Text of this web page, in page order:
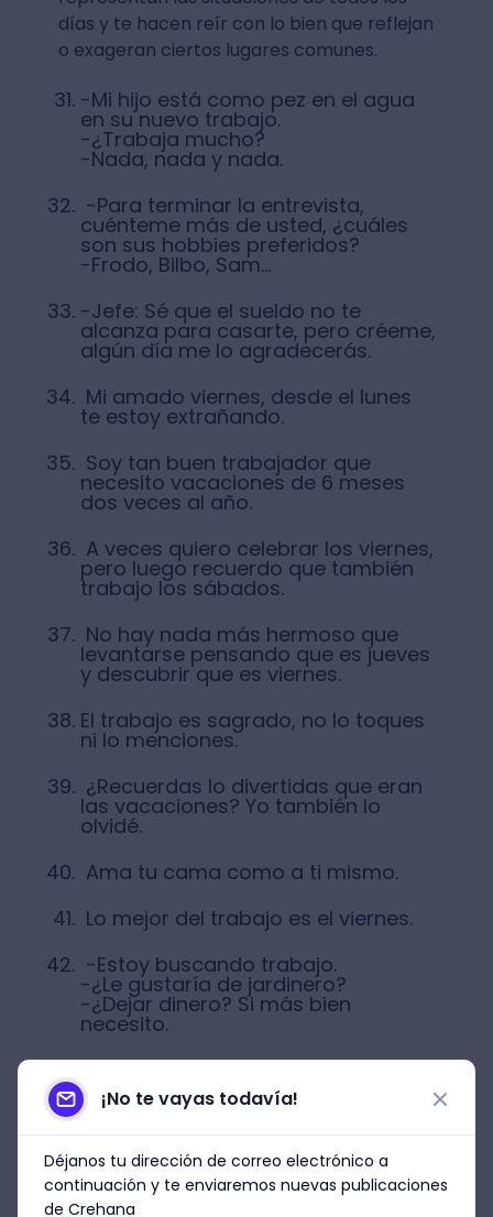
días y te hacen reír con lo bien que reflejan
o exageran ciertos lugares comunes.
-Mi hijo está como pez en el agua
en su nuevo trabajo.
-¿Trabaja mucho?
-Nada, nada y nada.
-Para terminar la entrevista,
cuénteme más de usted, ¿cuáles
son sus hobbies preferidos?
-Frodo, Bilbo, Sam…
-Jefe: Sé que el sueldo no te
alcanza para casarte, pero créeme,
algún día me lo agradecerás.
Mi amado viernes, desde el lunes
te estoy extrañando.
Soy tan buen trabajador que
necesito vacaciones de 6 meses
dos veces al año.
A veces quiero celebrar los viernes,
pero luego recuerdo que también
trabajo los sábados.
No hay nada más hermoso que
levantarse pensando que es jueves
y descubrir que es viernes.
El trabajo es sagrado, no lo toques
ni lo menciones.
¿Recuerdas lo divertidas que eran
las vacaciones? Yo también lo
olvidé.
Ama tu cama como a ti mismo.
Lo mejor del trabajo es el viernes.
-Estoy buscando trabajo.
-¿Le gustaría de jardinero?
-¿Dejar dinero? Si más bien
necesito.
Trabajitis aguda.
Pase lo que pase, siempre
tendremos el viernes.
Nunca subestimes el poder del fin
¡No te vayas todavía!
Déjanos tu dirección de correo electrónico a
continuación y te enviaremos nuevas publicaciones
de Crehana